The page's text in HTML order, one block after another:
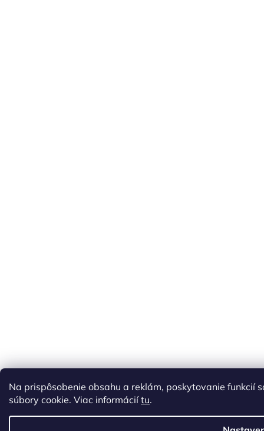
Na prispôsobenie obsahu a reklám, poskytovanie funkcií
súbory cookie. Viac informáciítu.